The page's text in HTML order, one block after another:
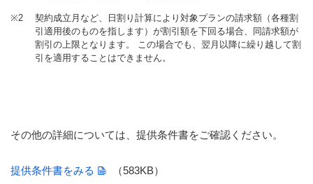
※2
契約成立月など、日割り計算により対象プランの請求額（各種割
引適用後のものを指します）が割引額を下回る場合、同請求額が
割引の上限となります。 この場合でも、翌月以降に繰り越して割
引を適用することはできません。
その他の詳細については、提供条件書をご確認ください。
提供条件書をみる （583KB）